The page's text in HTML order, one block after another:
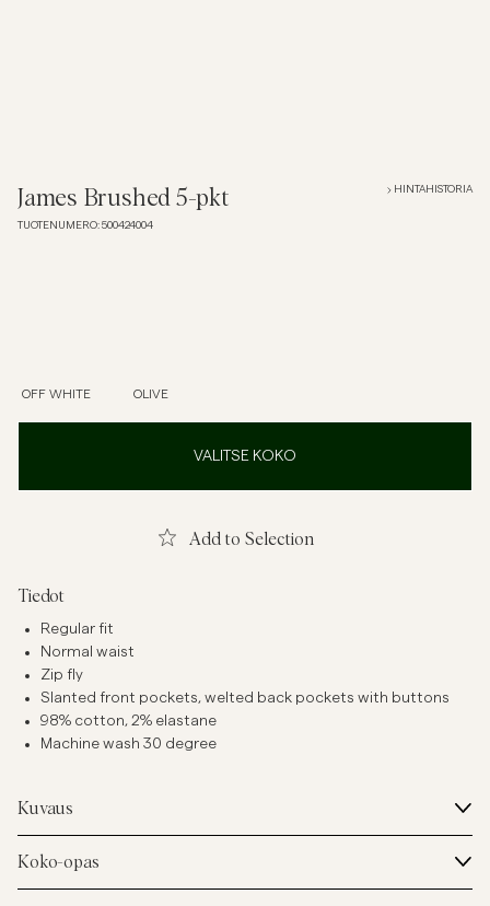
Paidat
T-paidat
AlusvaatteetAlusvaatteet
James Brushed 5-pkt
TUOTENUMERO: 500424004
HINTAHISTORIA
OFF WHITE OLIVE
VALITSE KOKO
Add to Selection
Tiedot
Regular fit
Normal waist
Zip fly
Slanted front pockets, welted back pockets with buttons
98% cotton, 2% elastane
Machine wash 30 degree
Kuvaus
Koko-opas